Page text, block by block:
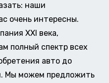
наши
очень интересны.
XXI века,
полный спектр всех
авто до
Мы можем предложить